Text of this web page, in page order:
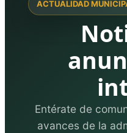
ACTUALIDAD
Entérate de
avances de la